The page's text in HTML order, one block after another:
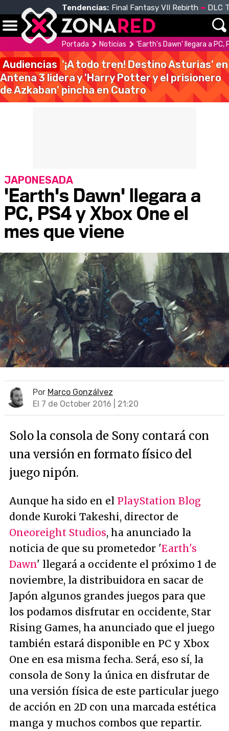
Tendencias: Final Fantasy VII Rebirth DLC
Portada Noticias 'Earth's Dawn' llegara a PC,
Audiencias '¡A todo tren! Destino Asturias' en
Antena 3 lidera y 'Harry Potter y el prisionero
de Azkaban' pincha en Cuatro
'Earth's Dawn' llegara a
PC, PS4 y Xbox One el
mes que viene
JAPONESADA
Por Marco Gonzálvez
El 7 de October 2016 | 21:20
Solo la consola de Sony contará con
una versión en formato físico del
juego nipón.
Aunque ha sido en el PlayStation Blog
donde Kuroki Takeshi, director de
Oneoreight Studios, ha anunciado la
noticia de que su prometedor 'Earth's
Dawn' llegará a occidente el próximo 1 de
noviembre, la distribuidora en sacar de
Japón algunos grandes juegos para que
los podamos disfrutar en occidente, Star
Rising Games, ha anunciado que el juego
también estará disponible en PC y Xbox
One en esa misma fecha. Será, eso sí, la
consola de Sony la única en disfrutar de
una versión física de este particular juego
de acción en 2D con una marcada estética
manga y muchos combos que repartir.